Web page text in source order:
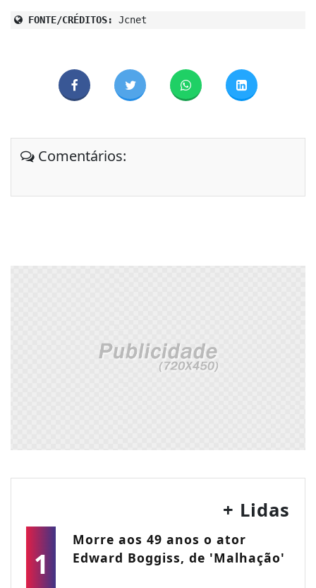
FONTE/CRÉDITOS: Jcnet
Comentários:
+ Lidas
1
Morre aos 49 anos o ator
Edward Boggiss, de 'Malhação'